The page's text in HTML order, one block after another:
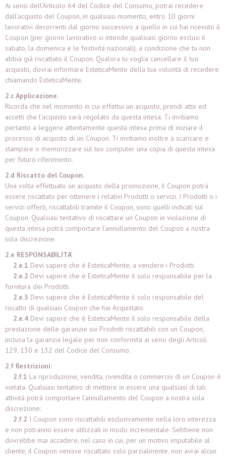
Ai sensi dell’Articolo 64 del Codice del Consumo, potrai recedere
dall’acquisto del Coupon, in qualsiasi momento, entro 10 giorni
lavorativi decorrenti dal giorno successivo a quello in cui hai ricevuto il
Coupon (per giorno lavorativo si intende qualsiasi giorno esclusi il
sabato, la domenica e le festività nazionali), a condizione che tu non
abbia già riscattato il Coupon. Qualora tu voglia cancellare il tuo
acquisto, dovrai informare EsteticaMente della tua volontà di recedere
chiamando EsteticaMente.
2.c Applicazione.
Ricorda che nel momento in cui effettui un acquisto, prendi atto ed
accetti che l’acquisto sarà regolato da questa intesa. Ti invitiamo
pertanto a leggere attentamente questa intesa prima di iniziare il
processo di acquisto di un Coupon. Ti invitiamo inoltre a scaricare e
stampare o memorizzare sul tuo computer una copia di questa intesa
per futuro riferimento.
2.d Riscatto del Coupon.
Una volta effettuato un acquisto della promozione, il Coupon potrà
essere riscattato per ottenere i relativi Prodotti o servizi. I Prodotti o i
servizi offerti, riscattabili tramite il Coupon, sono quelli indicati sul
Coupon. Qualsiasi tentativo di riscattare un Coupon in violazione di
questa intesa potrà comportare l’annullamento del Coupon a nostra
sola discrezione.
2.e RESPONSABILITA'
2.e.1 Devi sapere che è EsteticaMente, a vendere i Prodotti.
2.e.2 Devi sapere che è EsteticaMente il solo responsabile per la
fornitura dei Prodotti.
2.e.3 Devi sapere che è EsteticaMente il solo responsabile del
riscatto di qualsiasi Coupon che hai Acquistato.
2.e.4 Devi sapere che è EsteticaMente il solo responsabile della
prestazione delle garanzie sui Prodotti riscattabili con un Coupon,
inclusa la garanzia legale per non conformità ai sensi degli Articoli
129, 130 e 132 del Codice del Consumo.
2.f Restrizioni:
2.f.1 La riproduzione, vendita, rivendita o commercio di un Coupon è
vietata. Qualsiasi tentativo di mettere in essere una qualsiasi di tali
attività potrà comportare l’annullamento del Coupon a nostra sola
discrezione;
2.f.2 I Coupon sono riscattabili esclusivamente nella loro interezza
e non potranno essere utilizzati in modo incrementale. Sebbene non
dovrebbe mai accadere, nel caso in cui, per un motivo imputabile al
cliente, il Coupon venisse riscattato solo parzialmente, non avrai alcun